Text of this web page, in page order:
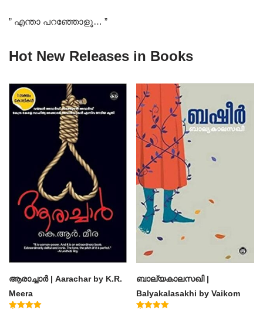
” എന്താ പറഞ്ഞോളൂ… ”
Hot New Releases in Books
ആരാച്ചാര്‍ | Aarachar by K.R.
Meera
ബാല്യകാലസഖി |
Balyakalasakhi by Vaikom
Muhammad Basheer